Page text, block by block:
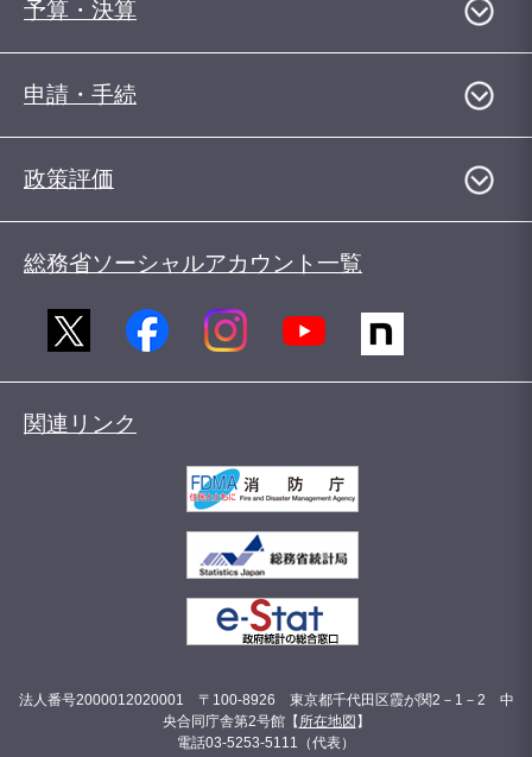
予算・決算
申請・手続
政策評価
総務省ソーシャルアカウント一覧
関連リンク
法人番号2000012020001 〒100-8926 東京都千代田区霞が関2－1－2 中
央合同庁舎第2号館【 所在地図 】
電話03-5253-5111（代表）